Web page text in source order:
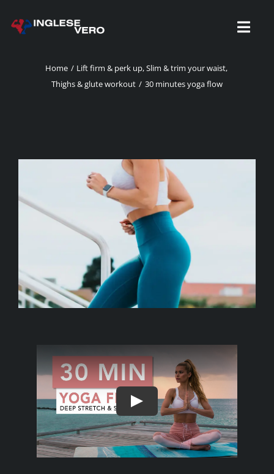
ISCRIZIONI
Home Lift firm & perk up Slim & trim your waist
Thighs & glute workout
30 minutes yoga flow